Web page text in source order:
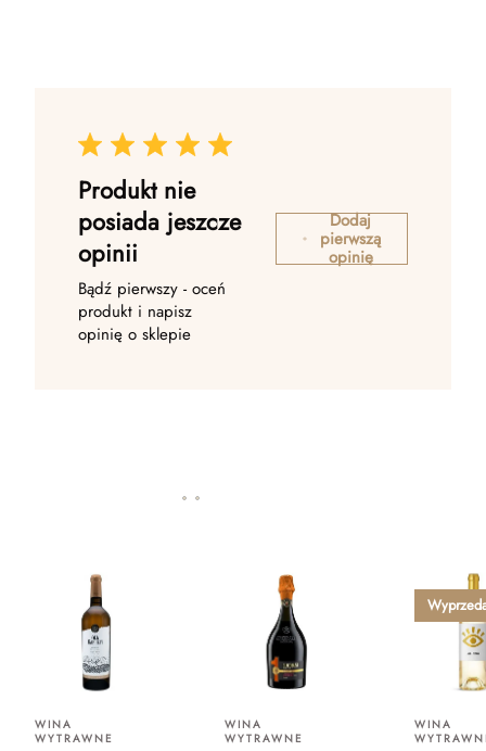
Produkt nie
posiada jeszcze
opinii
Bądź pierwszy - oceń
produkt i napisz
opinię o sklepie
Dodaj
pierwszą
opinię
WINA
WYTRAWNE
WINA
WYTRAWNE
WINA